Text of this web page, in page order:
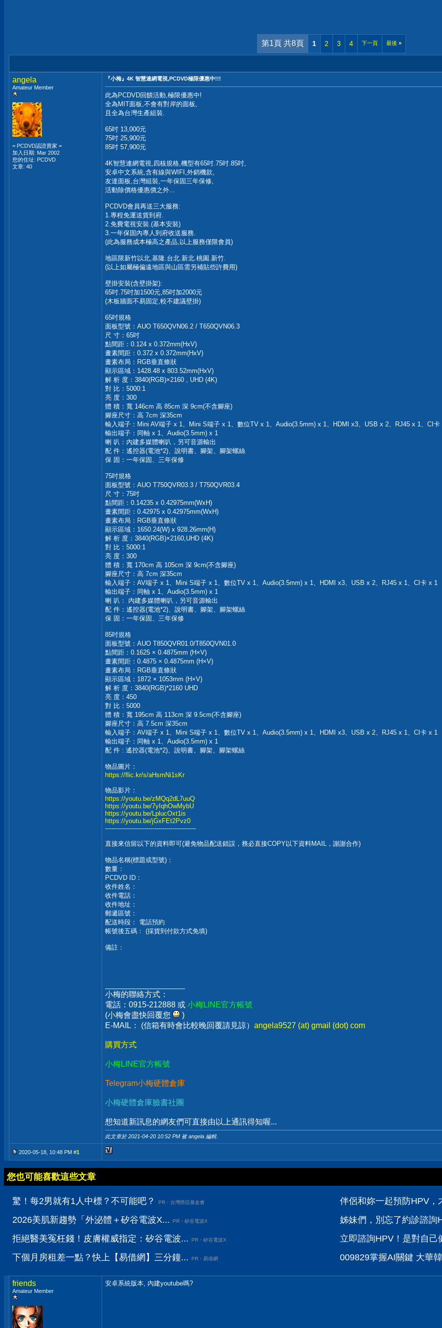
第1頁 共8頁 1 2 3 4 下一頁 最後 »
angela
Amateur Member
= PCDVD認證賣家 =
加入日期: Mar 2002
您的住址: PCDVD
文章: 40
『小梅』4K 智慧連網電視,PCDVD極限優惠中!!!
此為PCDVD回饋活動,極限優惠中!
全為MIT面板,不會有對岸的面板,
且全為台灣生產組裝.
65吋 13,000元
75吋 25,900元
85吋 57,900元
4K智慧連網電視,四核規格,機型有65吋.75吋.85吋,
安卓中文系統,含有線與WIFI,外銷機款,
友達面板,台灣組裝,一年保固三年保修,
活動除價格優惠價之外...
PCDVD會員再送三大服務:
1.專程免運送貨到府.
2.免費電視安裝.(基本安裝)
3.一年保固內專人到府收送服務.
(此為服務成本極高之產品,以上服務僅限會員)
地區限新竹以北,基隆.台北.新北.桃園.新竹.
(以上如屬極偏遠地區與山區需另補貼些許費用)
壁掛安裝(含壁掛架):
65吋.75吋加1500元,85吋加2000元
(木板牆面不易固定,較不建議壁掛)
65吋規格
面板型號：AUO T650QVN06.2 / T650QVN06.3
尺 寸：65吋
點間距：0.124 x 0.372mm(HxV)
畫素間距：0.372 x 0.372mm(HxV)
畫素布局：RGB垂直條狀
顯示區域：1428.48 x 803.52mm(HxV)
解 析 度：3840(RGB)×2160 , UHD (4K)
對 比：5000:1
亮 度：300
體 積：寬 146cm 高 85cm 深 9cm(不含腳座)
腳座尺寸：高 7cm 深35cm
輸入端子：Mini AV端子 x 1、Mini S端子 x 1、數位TV x 1、Audio(3.5mm) x 1、HDMI x3、USB x 2、RJ45 x 1、CI卡
輸出端子：同軸 x 1、Audio(3.5mm) x 1
喇 叭：內建多媒體喇叭，另可音源輸出
配 件：遙控器(電池*2)、說明書、腳架、腳架螺絲
保 固：一年保固、三年保修
75吋規格
面板型號：AUO T750QVR03.3 / T750QVR03.4
尺 寸：75吋
點間距：0.14235 x 0.42975mm(WxH)
畫素間距：0.42975 x 0.42975mm(WxH)
畫素布局：RGB垂直條狀
顯示區域：1650.24(W) x 928.26mm(H)
解 析 度：3840(RGB)×2160,UHD (4K)
對 比：5000:1
亮 度：300
體 積：寬 170cm 高 105cm 深 9cm(不含腳座)
腳座尺寸：高 7cm 深35cm
輸入端子：AV端子 x 1、Mini S端子 x 1、數位TV x 1、Audio(3.5mm) x 1、HDMI x3、USB x 2、RJ45 x 1、CI卡 x 1
輸出端子：同軸 x 1、Audio(3.5mm) x 1
喇 叭： 內建多媒體喇叭，另可音源輸出
配 件：遙控器(電池*2)、說明書、腳架、腳架螺絲
保 固：一年保固、三年保修
85吋規格
面板型號：AUO T850QVR01.0/T850QVN01.0
點間距：0.1625 × 0.4875mm (H×V)
畫素間距：0.4875 × 0.4875mm (H×V)
畫素布局：RGB垂直條狀
顯示區域：1872 × 1053mm (H×V)
解 析 度：3840(RGB)*2160 UHD
亮 度：450
對 比：5000
體 積：寬 195cm 高 113cm 深 9.5cm(不含腳座)
腳座尺寸：高 7.5cm 深35cm
輸入端子：AV端子 x 1、Mini S端子 x 1、數位TV x 1、Audio(3.5mm) x 1、HDMI x3、USB x 2、RJ45 x 1、CI卡 x 1
輸出端子：同軸 x 1、Audio(3.5mm) x 1
配 件 : 遙控器(電池*2)、說明書、腳架、腳架螺絲
物品圖片：
https://flic.kr/s/aHsmNi1sKr
物品影片：
https://youtu.be/zMQq2dL7uuQ
https://youtu.be/7yIqhOwMybU
https://youtu.be/LplucOxt1is
https://youtu.be/jGxFEt2Pvz0
----------------------------------------------
直接來信留以下的資料即可(避免物品配送錯誤，務必直接COPY以下資料MAIL，謝謝合作)
物品名稱(標題或型號)：
數量：
PCDVD ID：
收件姓名：
收件電話：
收件地址：
郵遞區號：
配送時段： 電話預約
帳號後五碼： (採貨到付款方式免填)
備註：
小梅的聯絡方式：
電話：0915-212888 或 小梅LINE官方帳號
(小梅會盡快回覆您
)
E-MAIL： (信箱有時會比較晚回覆請見諒） angela9527 (at) gmail (dot) com
購買方式
小梅LINE官方帳號
Telegram小梅硬體倉庫
小梅硬體倉庫臉書社團
想知道新訊息的網友們可直接由以上通訊得知喔...
此文章於 2021-04-20 10:52 PM 被 angela 編輯.
2020-05-18, 10:48 PM #1
您也可能喜歡這些文章
驚！每2男就有1人中標？不可能吧？ PR・台灣癌症基金會
2026美肌新趨勢「外泌體＋矽谷電波X... PR・矽谷電波X
拒絕醫美冤枉錢！皮膚權威指定：矽谷電波... PR・矽谷電波X
下個月房租差一點？快上【易借網】三分鐘... PR・易借網
伴侶和妳一起預防HPV，
姊妹們，別忘了約診諮詢
立即諮詢HPV！是對自己
009829掌握AI關鍵 大華
friends
Amateur Member
安卓系統版本, 內建youtube嗎?